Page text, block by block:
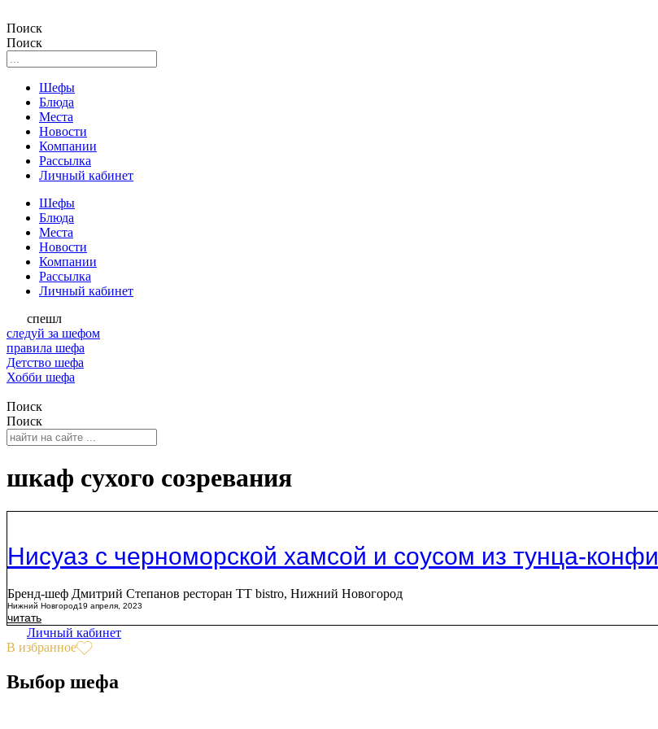
Поиск
Поиск
Шефы
Блюда
Места
Новости
Компании
Рассылка
Личный кабинет
Шефы
Блюда
Места
Новости
Компании
Рассылка
Личный кабинет
спешл
следуй за шефом
правила шефа
Детство шефа
Хобби шефа
Поиск
Поиск
шкаф сухого созревания
Нисуаз с черноморской хамсой и соусом из тунца-конфи
Бренд-шеф Дмитрий Степанов ресторан ТТ bistro, Нижний Новогород
Нижний Новгород19 апреля, 2023
читать
Личный кабинет
В избранное
Выбор шефа